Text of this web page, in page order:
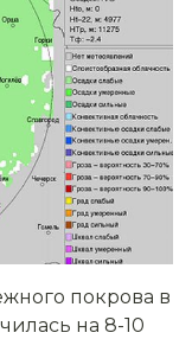
покрова в
на 8-10